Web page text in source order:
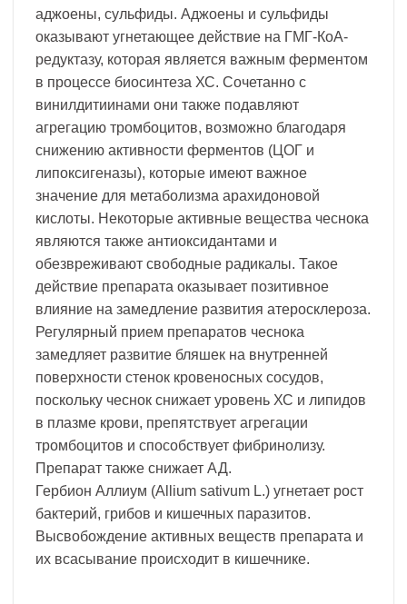
аджоены, сульфиды. Аджоены и сульфиды
оказывают угнетающее действие на ГМГ-КоА-
редуктазу, которая является важным ферментом
в процессе биосинтеза ХС. Сочетанно с
винилдитиинами они также подавляют
агрегацию тромбоцитов, возможно благодаря
снижению активности ферментов (ЦОГ и
липоксигеназы), которые имеют важное
значение для метаболизма арахидоновой
кислоты. Некоторые активные вещества чеснока
являются также антиоксидантами и
обезвреживают свободные радикалы. Такое
действие препарата оказывает позитивное
влияние на замедление развития атеросклероза.
Регулярный прием препаратов чеснока
замедляет развитие бляшек на внутренней
поверхности стенок кровеносных сосудов,
поскольку чеснок снижает уровень ХС и липидов
в плазме крови, препятствует агрегации
тромбоцитов и способствует фибринолизу.
Препарат также снижает АД.
Гербион Аллиум (Allium sativum L.) угнетает рост
бактерий, грибов и кишечных паразитов.
Высвобождение активных веществ препарата и
их всасывание происходит в кишечнике.